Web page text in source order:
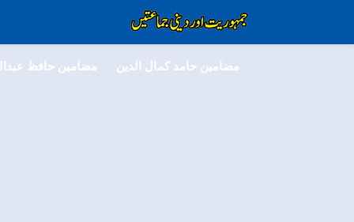
مضامین حامد کمال الدین مضامین حافظ